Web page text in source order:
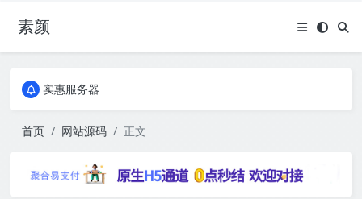
素颜全国免费包邮流量卡
实惠服务器
实惠服务器
首页 网站源码 正文